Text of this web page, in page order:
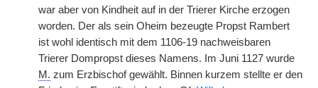
war aber von Kindheit auf in der Trierer Kirche erzogen
worden. Der als sein Oheim bezeugte Propst Rambert
ist wohl identisch mit dem 1106-19 nachweisbaren
Trierer Dompropst dieses Namens. Im Juni 1127 wurde
M. zum Erzbischof gewählt. Binnen kurzem stellte er den